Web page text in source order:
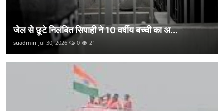
जेल से छूटे निलंबित सिपाही ने 10 वर्षीय बच्ची का अ...
suadmin Jul 30, 2026 0 21